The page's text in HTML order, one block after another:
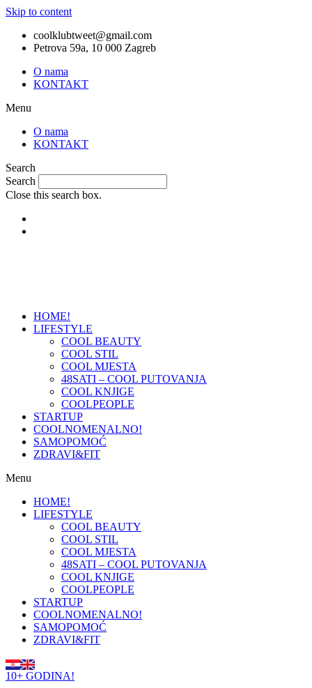
Skip to content
coolklubtweet@gmail.com
Petrova 59a, 10 000 Zagreb
O nama
KONTAKT
Menu
O nama
KONTAKT
Search
Search
Close this search box.
HOME!
LIFESTYLE
COOL BEAUTY
COOL STIL
COOL MJESTA
48SATI – COOL PUTOVANJA
COOL KNJIGE
COOLPEOPLE
STARTUP
COOLNOMENALNO!
SAMOPOMOĆ
ZDRAVI&FIT
Menu
HOME!
LIFESTYLE
COOL BEAUTY
COOL STIL
COOL MJESTA
48SATI – COOL PUTOVANJA
COOL KNJIGE
COOLPEOPLE
STARTUP
COOLNOMENALNO!
SAMOPOMOĆ
ZDRAVI&FIT
10+ GODINA!